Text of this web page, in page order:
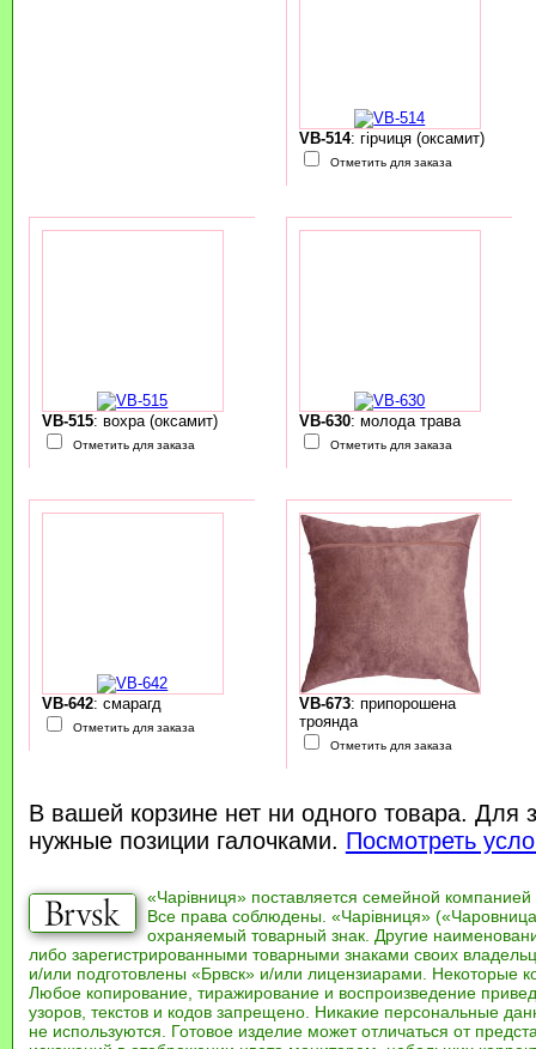
VB-514: гірчиця (оксамит)
Отметить для заказа
VB-515: вохра (оксамит)
Отметить для заказа
VB-630: молода трава
Отметить для заказа
VB-642: смарагд
Отметить для заказа
VB-673: припорошена
троянда
Отметить для заказа
В вашей корзине нет ни одного товара. Для
нужные позиции галочками. Посмотреть
«Чарівниця» поставляется семейной компанией
Все права соблюдены. «Чарівниця»
охраняемый товарный знак. Другие
либо зарегистрированными товарными знаками своих
и/или подготовлены «Брвск» и/или лицензиарами. Некоторые
Любое копирование, тиражирование и воспроизведение
узоров, текстов и кодов запрещено. Никакие персональные
не используются. Готовое изделие может отличаться от